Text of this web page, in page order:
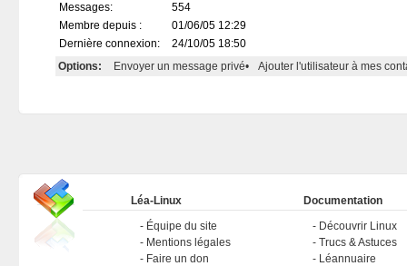
Messages:
554
Membre depuis :
01/06/05 12:29
Dernière connexion:
24/10/05 18:50
Options:
Envoyer un message privé• Ajouter l'utilisateur à mes
Léa-Linux
Équipe du site
Mentions légales
Faire un don
Documentation
Découvrir Linux
Trucs & Astuces
Léannuaire